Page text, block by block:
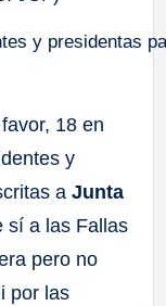
y presidentas
18 en
y
aJunta
sí a las Fallas
pero no
por las